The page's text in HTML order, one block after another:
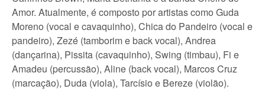
Amor. Atualmente, é composto por artistas como Guda
Moreno (vocal e cavaquinho), Chica do Pandeiro (vocal e
pandeiro), Zezé (tamborim e back vocal), Andrea
(dançarina), Pissita (cavaquinho), Swing (timbau), Fi e
Amadeu (percussão), Aline (back vocal), Marcos Cruz
(marcação), Duda (viola), Tarcísio e Bereze (violão).